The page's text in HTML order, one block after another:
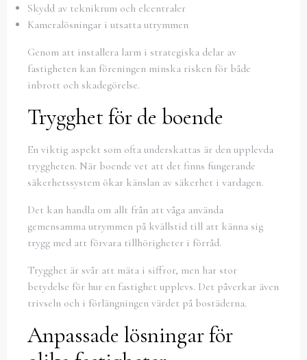
Skydd av teknikrum och elcentraler
Kameralösningar i utsatta utrymmen
Genom att installera larm i strategiska delar av
fastigheten kan föreningen minska risken för både
inbrott och skadegörelse.
Trygghet för de boende
En viktig aspekt som ofta underskattas är den upplevda
tryggheten. När boende vet att det finns fungerande
säkerhetssystem ökar känslan av säkerhet i vardagen.
Det kan handla om allt från att våga använda
gemensamma utrymmen på kvällstid till att känna sig
trygg med att förvara tillhörigheter i förråd.
Trygghet är svår att mäta i siffror, men har stor
betydelse för hur en fastighet upplevs. Det påverkar även
trivseln och i förlängningen värdet på bostäderna.
Anpassade lösningar för